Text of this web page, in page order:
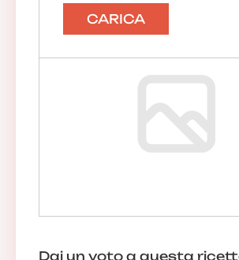
CARICA
Dai un voto a questa